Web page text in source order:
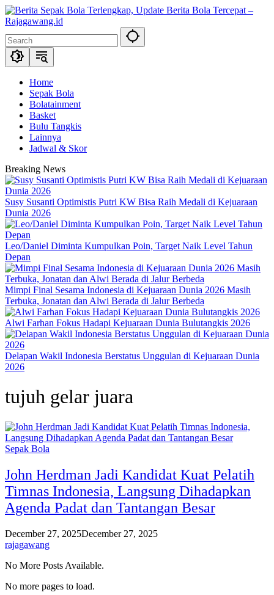
Skip
to
Home
Sepak Bola
Bolatainment
Basket
Bulu Tangkis
Lainnya
Jadwal & Skor
Breaking News
Susy Susanti Optimistis Putri KW Bisa Raih Medali di Kejuaraan
Dunia 2026
Leo/Daniel Diminta Kumpulkan Poin, Target Naik Level Tahun
Depan
Mimpi Final Sesama Indonesia di Kejuaraan Dunia 2026 Masih
Terbuka, Jonatan dan Alwi Berada di Jalur Berbeda
Alwi Farhan Fokus Hadapi Kejuaraan Dunia Bulutangkis 2026
Delapan Wakil Indonesia Berstatus Unggulan di Kejuaraan Dunia
2026
tujuh gelar juara
Sepak Bola
John Herdman Jadi Kandidat Kuat Pelatih
Timnas Indonesia, Langsung Dihadapkan
Agenda Padat dan Tantangan Besar
December 27, 2025December 27, 2025
rajagawang
No More Posts Available.
No more pages to load.